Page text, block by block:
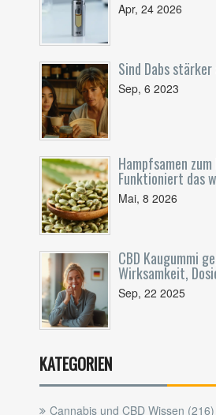
Apr, 24 2026
Sind Dabs
Sep, 6 2023
Hampfsamen
Funktioniert das
Mai, 8 2026
CBD Kaugummi
Wirksamkeit,
Sep, 22 2025
KATEGORIEN
Cannabis und CBD Wissen (216)